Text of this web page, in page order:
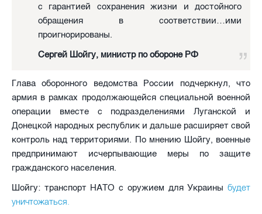
с гарантией сохранения жизни и достойного
обращения в соответствии…ими
проигнорированы.
Сергей Шойгу, министр по обороне РФ
Глава оборонного ведомства России подчеркнул, что
армия в рамках продолжающейся специальной военной
операции вместе с подразделениями Луганской и
Донецкой народных республик и дальше расширяет свой
контроль над территориями. По мнению Шойгу, военные
предпринимают исчерпывающие меры по защите
гражданского населения.
Шойгу: транспорт НАТО с оружием для Украины будет
уничтожаться.